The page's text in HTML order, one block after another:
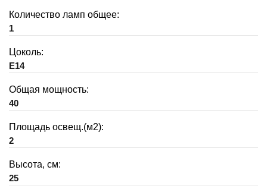
Количество ламп общее:
1
Цоколь:
E14
Общая мощность:
40
Площадь освещ.(м2):
2
Высота, см:
25